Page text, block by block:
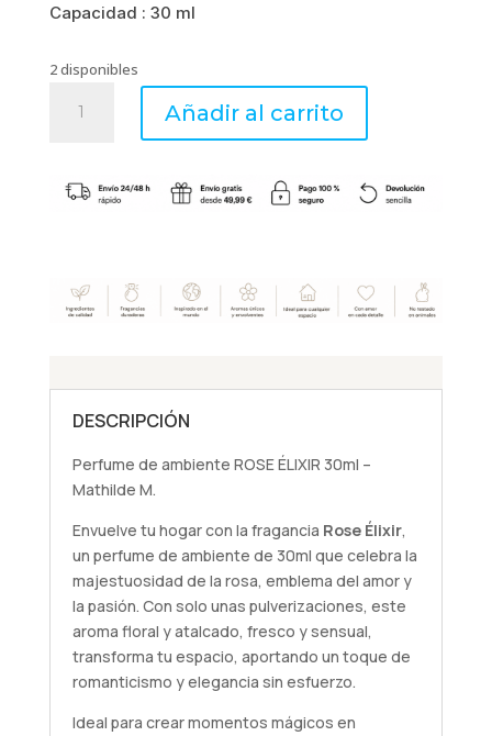
Capacidad : 30 ml
2 disponibles
ÉLIXIR
cantidad
Añadir al carrito
DESCRIPCIÓN
Perfume de ambiente ROSE ÉLIXIR 30ml –
Mathilde M.
Envuelve tu hogar con la fragancia Rose Élixir,
un perfume de ambiente de 30ml que celebra la
majestuosidad de la rosa, emblema del amor y
la pasión. Con solo unas pulverizaciones, este
aroma floral y atalcado, fresco y sensual,
transforma tu espacio, aportando un toque de
romanticismo y elegancia sin esfuerzo.
Ideal para crear momentos mágicos en